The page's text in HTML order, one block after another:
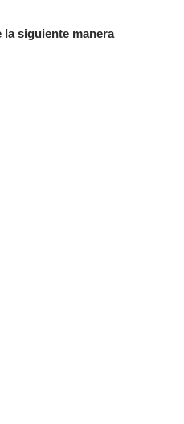
la siguiente manera